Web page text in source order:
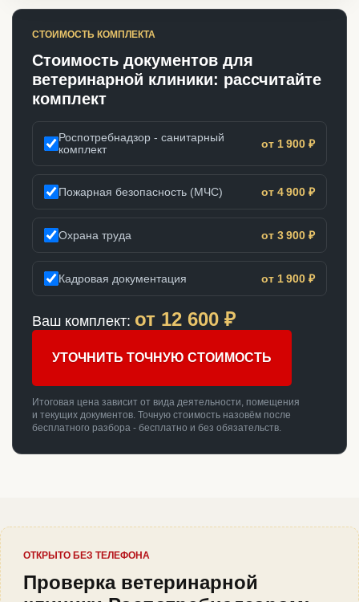
СТОИМОСТЬ КОМПЛЕКТА
Стоимость документов для
ветеринарной клиники: рассчитайте
комплект
Роспотребнадзор - санитарный
комплект
от 1 900 ₽
Пожарная безопасность (МЧС) от 4 900 ₽
Охрана труда от 3 900 ₽
Кадровая документация от 1 900 ₽
Ваш комплект: от 12 600 ₽
УТОЧНИТЬ ТОЧНУЮ СТОИМОСТЬ
Итоговая цена зависит от вида деятельности, помещения
и текущих документов. Точную стоимость назовём после
бесплатного разбора - бесплатно и без обязательств.
ОТКРЫТО БЕЗ ТЕЛЕФОНА
Проверка ветеринарной